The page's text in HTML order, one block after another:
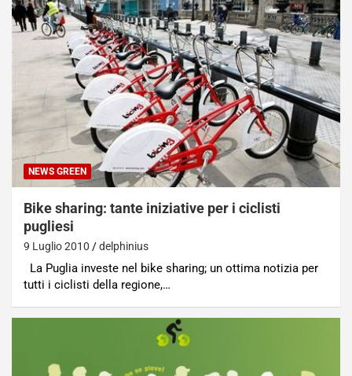
NEWS GREEN
Bike sharing: tante iniziative per i ciclisti
pugliesi
9 Luglio 2010 delphinius
La Puglia investe nel bike sharing; un ottima notizia per
tutti i ciclisti della regione,…